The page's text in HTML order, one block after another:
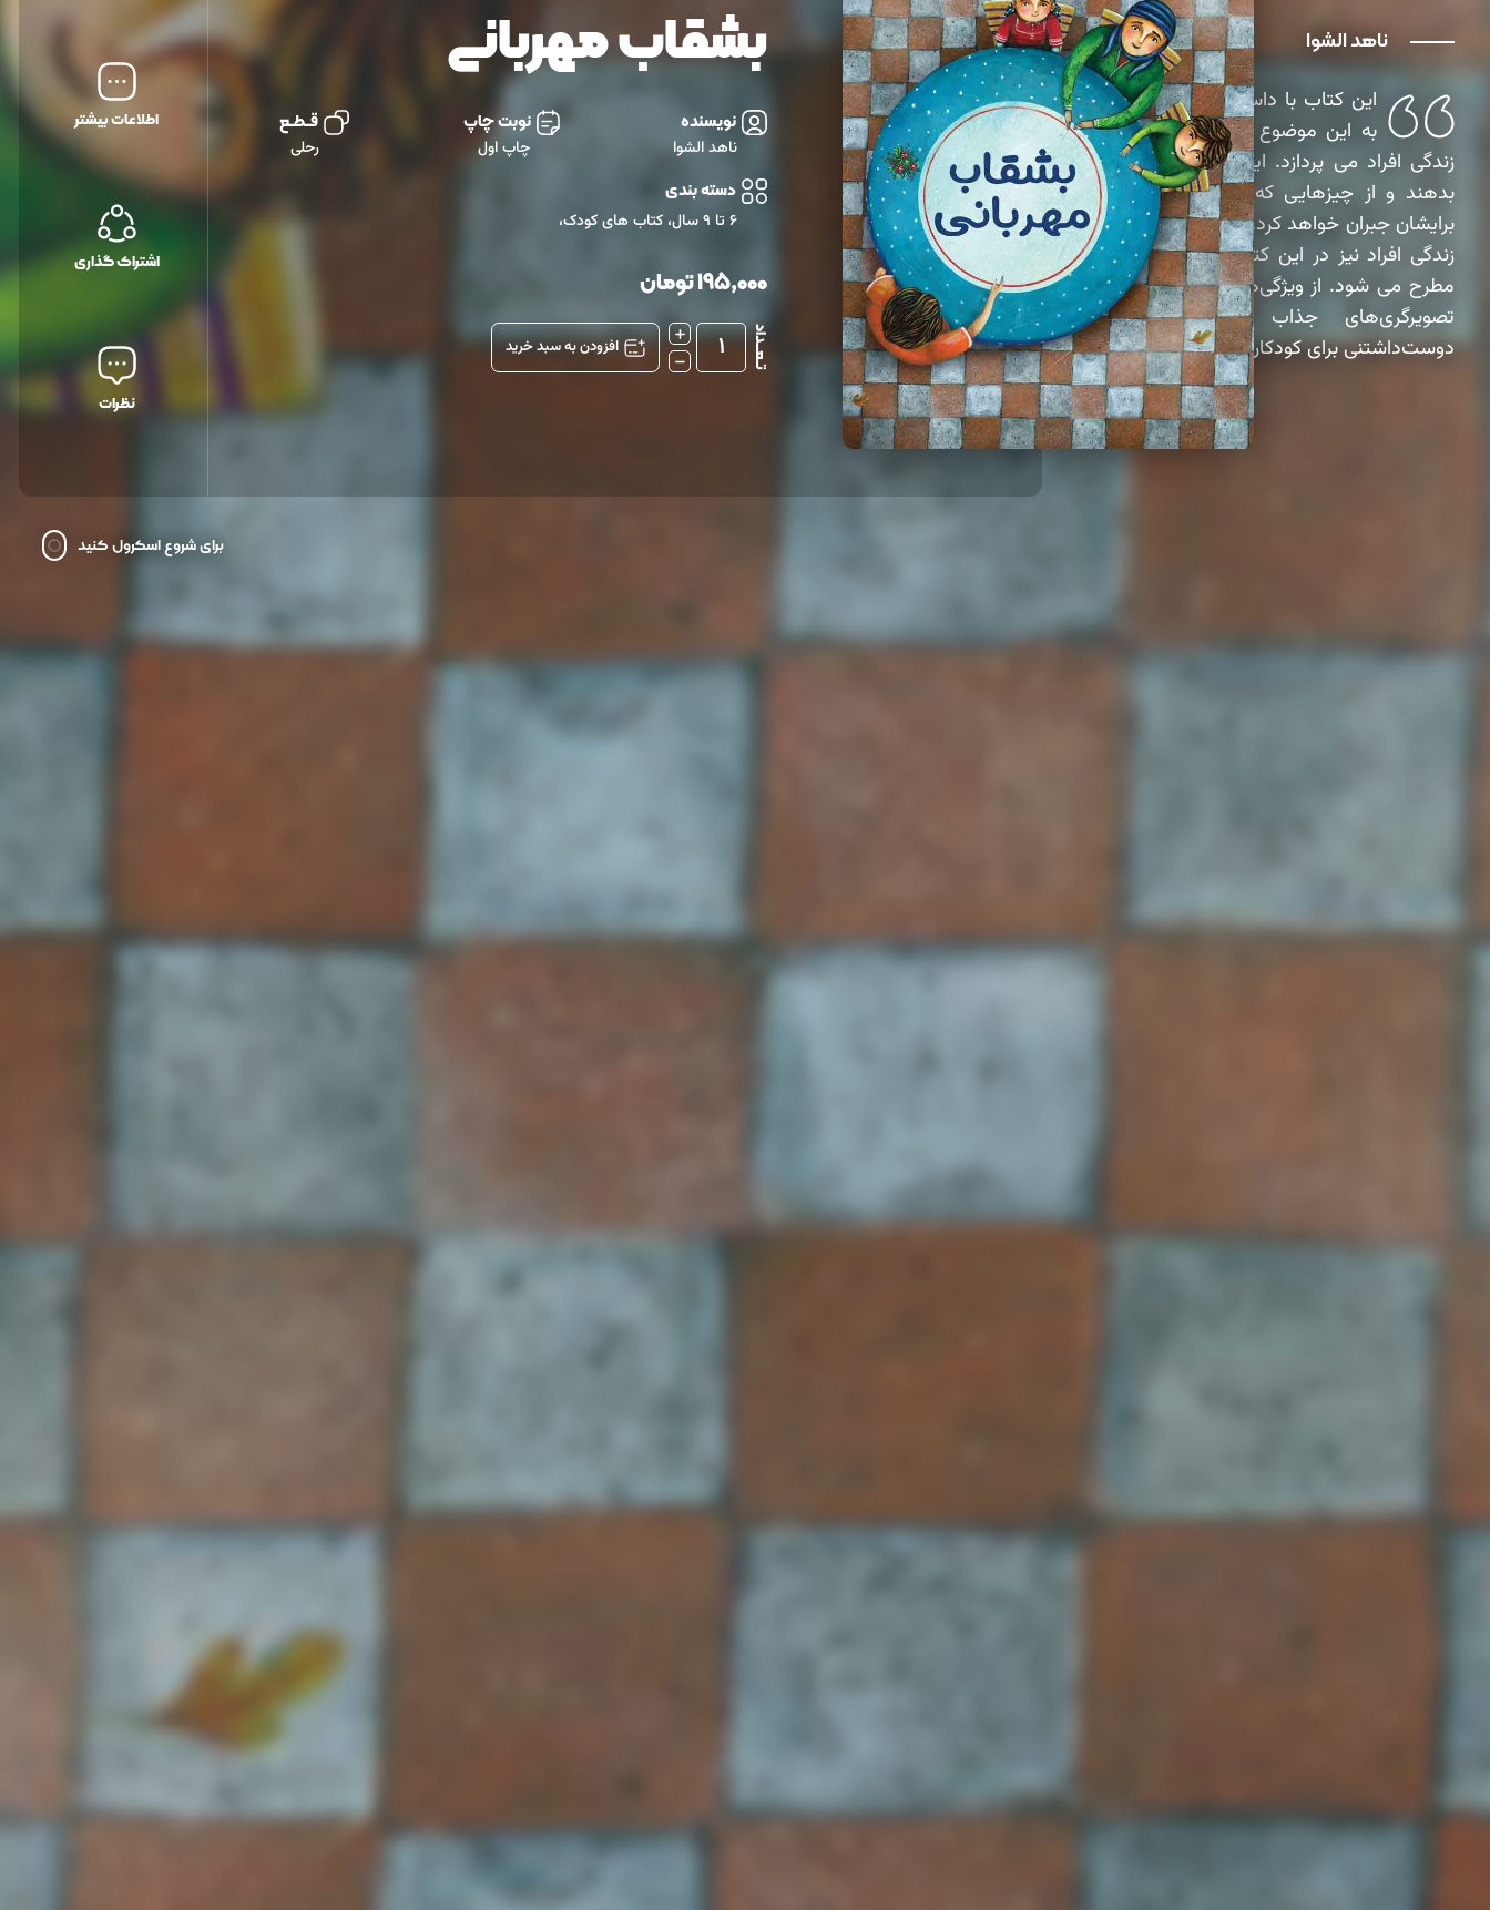
ناهد الشوا
این کتاب با داستانی جذاب و کودکانه
به این موضوع خیرات و اثرات آن در
زندگی افراد می پردازد. اینکه اگر آدم ها صدقه
بدهند و از چیزهایی که دارند بگذرند، خداوند
برایشان جبران خواهد کرد. همچنین اثرات دعا در
زندگی افراد نیز در این کتاب به صورت داستانی
مطرح می شود. از ویژگی‌های این اثر استفاده از
تصویرگری‌های جذاب و قابل توجه و
دوست‌داشتنی برای کودکان است.
بشقاب مهربانی
نویسنده
ناهد الشوا
نوبت چاپ
چاپ اول
قــطــع
رحلی
دسته بندی
6 تا 9 سال ، کتاب های کودک،
195,000تومان
تــعـــداد 1 افزودن به سبد خرید
اطلاعات بیشتر
اشتراک گذاری
نظرات
برای شروع اسکرول کنید